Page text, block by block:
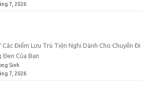
7, 2026
Các Điểm Lưu Trú Tiện Nghi Dành Cho Chuyến Đi
Đen Của Bạn
Sinh
7, 2026